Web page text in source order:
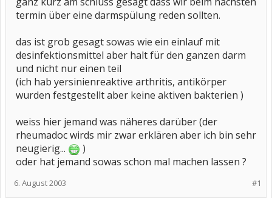
termin über eine darmspülung reden sollten.
das ist grob gesagt sowas wie ein einlauf mit
desinfektionsmittel aber halt für den ganzen darm
und nicht nur einen teil
(ich hab yersinienreaktive arthritis, antikörper
wurden festgestellt aber keine aktiven bakterien )
weiss hier jemand was näheres darüber (der
rheumadoc wirds mir zwar erklären aber ich bin sehr
neugierig...
)
oder hat jemand sowas schon mal machen lassen ?
#1
6. August 2003